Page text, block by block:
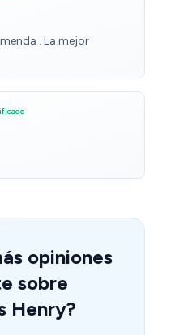
. La mejor
opiniones
sobre
Henry?